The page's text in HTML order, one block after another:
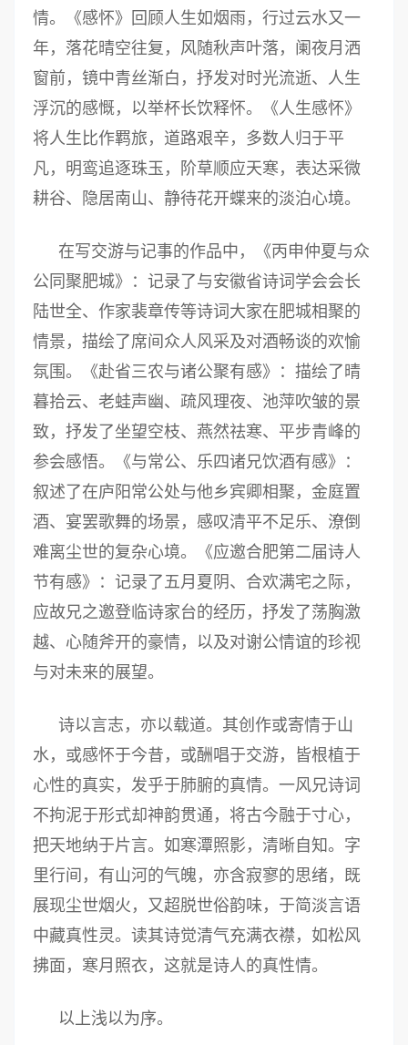
情。《感怀》回顾人生如烟雨，行过云水又一
年，落花晴空往复，风随秋声叶落，阑夜月洒
窗前，镜中青丝渐白，抒发对时光流逝、人生
浮沉的感慨，以举杯长饮释怀。《人生感怀》
将人生比作羁旅，道路艰辛，多数人归于平
凡，明鸾追逐珠玉，阶草顺应天寒，表达采微
耕谷、隐居南山、静待花开蝶来的淡泊心境。
在写交游与记事的作品中，《丙申仲夏与众
公同聚肥城》：记录了与安徽省诗词学会会长
陆世全、作家裴章传等诗词大家在肥城相聚的
情景，描绘了席间众人风采及对酒畅谈的欢愉
氛围。《赴省三农与诸公聚有感》：描绘了晴
暮拾云、老蛙声幽、疏风理夜、池萍吹皱的景
致，抒发了坐望空枝、燕然祛寒、平步青峰的
参会感悟。《与常公、乐四诸兄饮酒有感》：
叙述了在庐阳常公处与他乡宾卿相聚，金庭置
酒、宴罢歌舞的场景，感叹清平不足乐、潦倒
难离尘世的复杂心境。《应邀合肥第二届诗人
节有感》：记录了五月夏阴、合欢满宅之际，
应故兄之邀登临诗家台的经历，抒发了荡胸激
越、心随斧开的豪情，以及对谢公情谊的珍视
与对未来的展望。
诗以言志，亦以载道。其创作或寄情于山
水，或感怀于今昔，或酬唱于交游，皆根植于
心性的真实，发乎于肺腑的真情。一风兄诗词
不拘泥于形式却神韵贯通，将古今融于寸心，
把天地纳于片言。如寒潭照影，清晰自知。字
里行间，有山河的气魄，亦含寂寥的思绪，既
展现尘世烟火，又超脱世俗韵味，于简淡言语
中藏真性灵。读其诗觉清气充满衣襟，如松风
拂面，寒月照衣，这就是诗人的真性情。
以上浅以为序。